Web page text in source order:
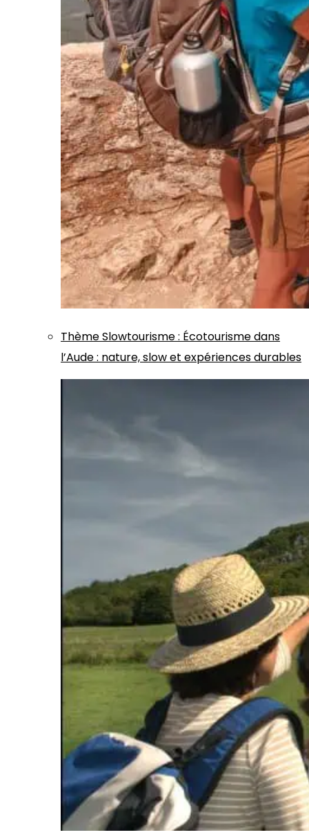
ThèmeSlowtourisme: Écotourisme dans
l’Aude : nature, slow et expériences durables